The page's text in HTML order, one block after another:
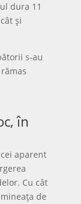
dura 11
și
s-au
în
aparent
Cu cât
de